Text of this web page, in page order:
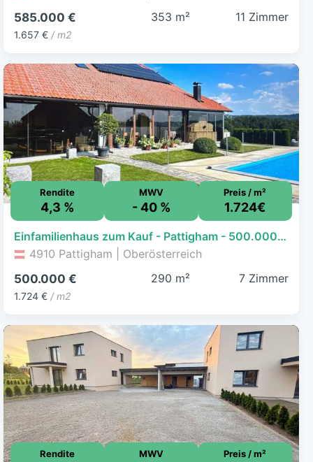
585.000 €
1.657 € / m2
353 m² 11 Zimmer
Rendite
4,3 %
MWV
- 40 %
Preis / m²
1.724€
Einfamilienhaus zum Kauf - Pattigham - 500.000 € - 7 Zimmer, 290 m², 1.016 m² Grundstück
4910 Pattigham | Oberösterreich
500.000 €
1.724 € / m2
290 m² 7 Zimmer
Rendite MWV Preis / m²